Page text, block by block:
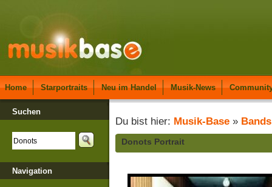
Home Starportraits Neu im Handel Musik-News
Suchen
Navigation
Du bist hier: Musik-Base » Bands
Donots Portrait